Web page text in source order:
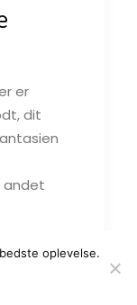
er
dit
andet
at
skal
oplevelse.